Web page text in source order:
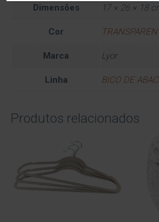
Dimensões 17 × 26 × 18
Cor
Marca Lyor
Linha BICO DE
Produtos relacionados